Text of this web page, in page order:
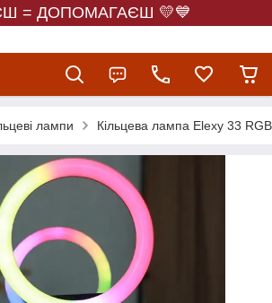
= ДОПОМАГАЄШ 💛💙
лампи Кільцева лампа Elexy 33